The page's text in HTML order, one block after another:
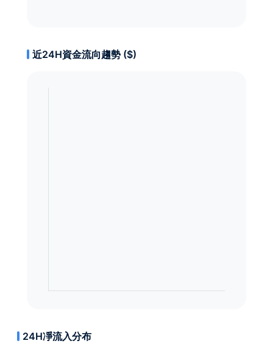
近24H資金流向趨勢 ($)
24H凈流入分布